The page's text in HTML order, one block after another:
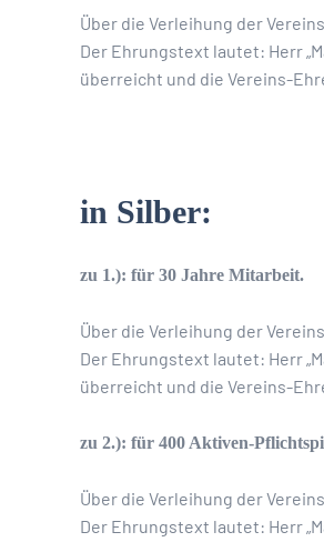
Über die Verleihung der
Der Ehrungstext lautet: Herr
überreicht und die Vereins-
in Silber:
zu 1.): für 30 Jahre Mitarbeit.
Über die Verleihung der
Der Ehrungstext lautet: Herr
überreicht und die Vereins-
zu 2.): für 400 Aktiven-
Über die Verleihung der
Der Ehrungstext lautet: Herr